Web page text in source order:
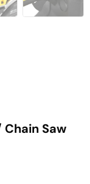
Saw